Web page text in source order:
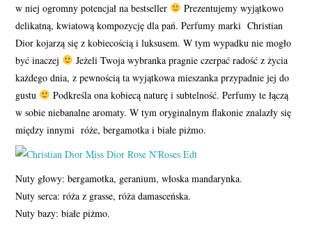
w niej ogromny potencjał na bestseller
Prezentujemy wyjątkowo
delikatną, kwiatową kompozycję dla pań. Perfumy marki Christian
Dior kojarzą się z kobiecością i luksusem. W tym wypadku nie mogło
być inaczej
Jeżeli Twoja wybranka pragnie czerpać radość z życia
każdego dnia, z pewnością ta wyjątkowa mieszanka przypadnie jej do
gustu
Podkreśla ona kobiecą naturę i subtelność. Perfumy te łączą
w sobie niebanalne aromaty. W tym oryginalnym flakonie znalazły się
między innymi róże, bergamotka i białe piżmo.
Nuty głowy: bergamotka, geranium, włoska mandarynka.
Nuty serca: róża z grasse, róża damasceńska.
Nuty bazy: białe piżmo.